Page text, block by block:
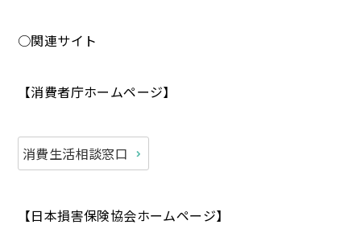
○関連サイト
【消費者庁ホームページ】
消費生活相談窓口
【日本損害保険協会ホームページ】